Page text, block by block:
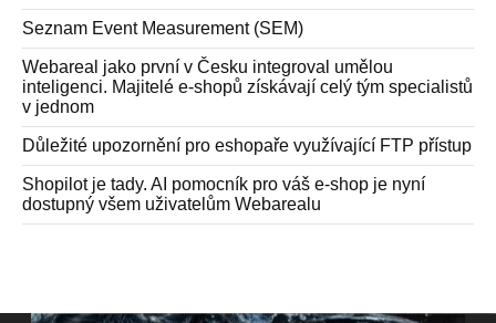
Seznam Event Measurement (SEM)
Webareal jako první v Česku integroval umělou
inteligenci. Majitelé e-shopů získávají celý tým specialistů
v jednom
Důležité upozornění pro eshopaře využívající FTP přístup
Shopilot je tady. AI pomocník pro váš e-shop je nyní
dostupný všem uživatelům Webarealu